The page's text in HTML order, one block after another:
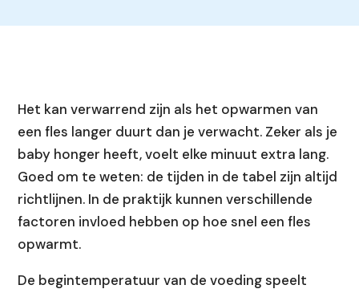
Het kan verwarrend zijn als het opwarmen van
een fles langer duurt dan je verwacht. Zeker als je
baby honger heeft, voelt elke minuut extra lang.
Goed om te weten: de tijden in de tabel zijn altijd
richtlijnen. In de praktijk kunnen verschillende
factoren invloed hebben op hoe snel een fles
opwarmt.
De begintemperatuur van de voeding speelt